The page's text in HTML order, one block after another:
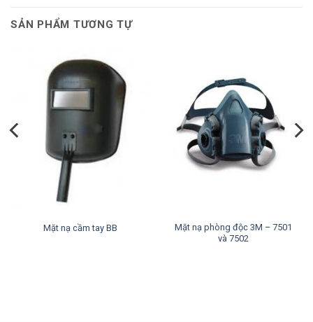
SẢN PHẨM TƯƠNG TỰ
Mặt nạ cầm tay BB
Mặt nạ phòng độc 3M – 7501
và 7502